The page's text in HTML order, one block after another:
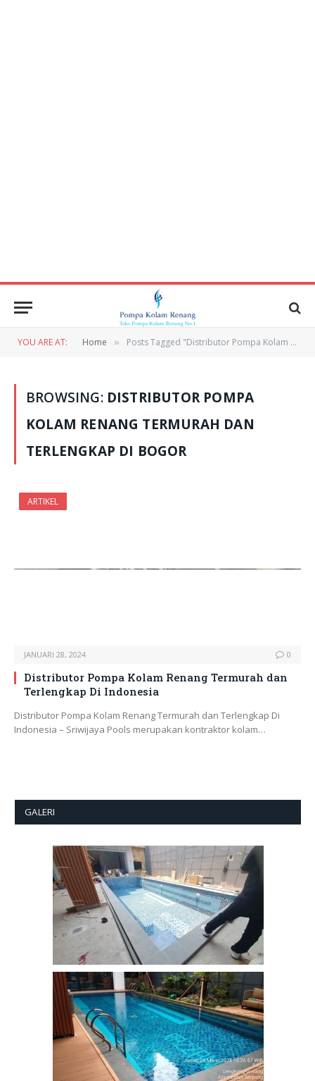
YOU ARE AT: Home » Posts Tagged "Distributor Pompa Kolam Renang Termurah dan Terlengkap Di Bogor"
BROWSING: DISTRIBUTOR POMPA
KOLAM RENANG TERMURAH DAN
TERLENGKAP DI BOGOR
ARTIKEL
JANUARI 28, 2024 0
Distributor Pompa Kolam Renang Termurah dan
Terlengkap Di Indonesia
Distributor Pompa Kolam Renang Termurah dan Terlengkap Di
Indonesia – Sriwijaya Pools merupakan kontraktor kolam…
GALERI